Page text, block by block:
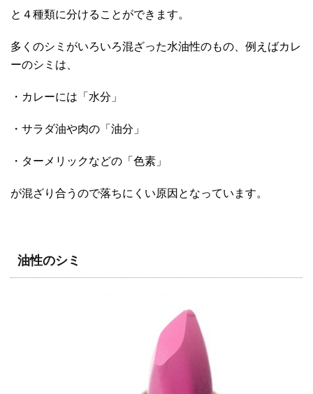
と４種類に分けることができます。
多くのシミがいろいろ混ざった水油性のもの、例えばカレ
ーのシミは、
・カレーには「水分」
・サラダ油や肉の「油分」
・ターメリックなどの「色素」
が混ざり合うので落ちにくい原因となっています。
油性のシミ